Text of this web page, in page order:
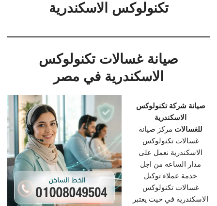
تكنولوكس الاسكندرية
صيانة غسالات تكنولوكس
الاسكندرية في مصر
صيانة شركة تكنولوكس
الاسكندرية
للغسالات مركز صيانة
غسالات تكنولوكس
الاسكندرية نعمل على
مدار الساعه من اجل
خدمة عملاء توكيل
غسالات تكنولوكس
الاسكندرية في حيث يعتبر